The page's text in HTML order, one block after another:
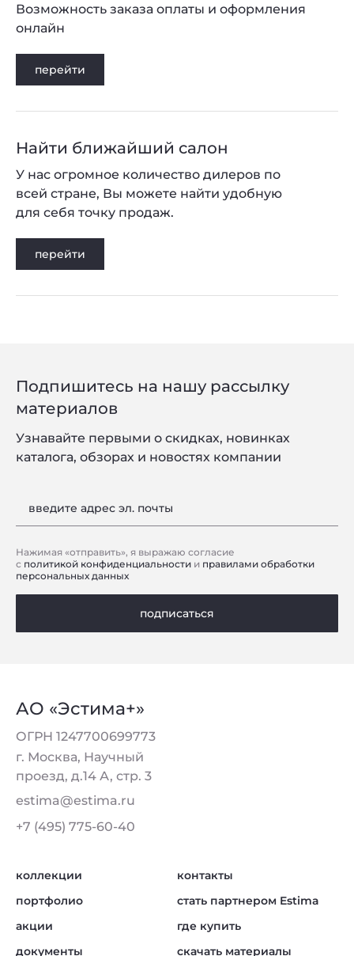
перейти
Возможность заказа оплаты и оформления
онлайн
Найти ближайший салон
перейти
У нас огромное количество дилеров по
всей стране, Вы можете найти удобную
для себя точку продаж.
Подпишитесь на нашу рассылку
материалов
Узнавайте первыми о скидках, новинках
каталога, обзорах и новостях компании
введите адрес эл. почты
Нажимая «отправить», я выражаю согласие
с политикой конфиденциальности и правилами обработки
персональных данных
подписаться
АО «Эстима+»
ОГРН 1247700699773
г. Москва, Научный
проезд, д.14 А, стр. 3
estima@estima.ru
+7 (495) 775-60-40
коллекции
портфолио
акции
документы
контакты
стать партнером Estima
где купить
скачать материалы